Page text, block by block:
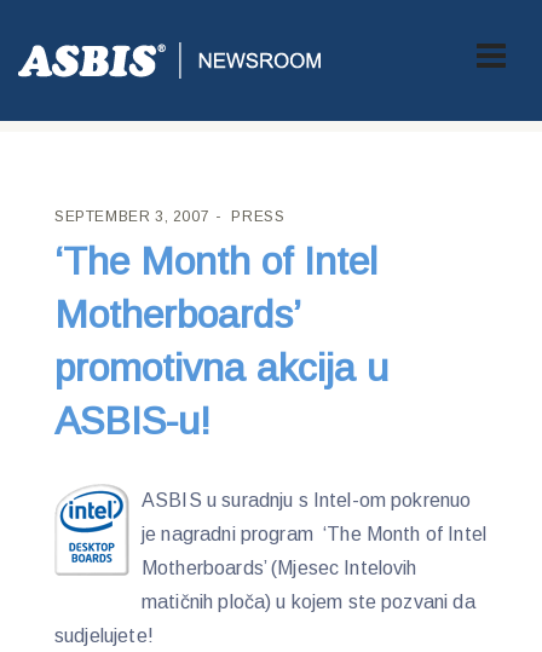
ASBIS CROATIA >PRESS> ‘THE MONTH OF INTEL
MOTHERBOARDS’ PROMOTIVNA AKCIJA U ASBIS-U!
SEPTEMBER 3, 2007 PRESS
‘The Month of Intel
Motherboards’
promotivna akcija u
ASBIS-u!
ASBIS u suradnju s Intel-om pokrenuo
je nagradni program ‘The Month of Intel
Motherboards’ (Mjesec Intelovih
matičnih ploča) u kojem ste pozvani da
sudjelujete!